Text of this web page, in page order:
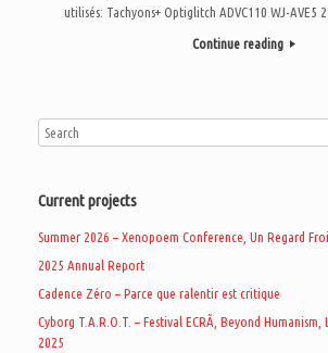
utilisés: Tachyons+ Optiglitch ADVC110 WJ-AVE5
Continue reading
Current projects
Summer 2026 – Xenopoem Conference, Un Regard
2025 Annual Report
Cadence Zéro – Parce que ralentir est critique
Cyborg T.A.R.O.T. – Festival ECRÃ, Beyond Humanism,
2025